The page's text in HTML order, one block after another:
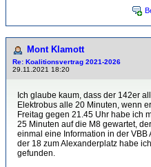
Mont Klamott
Re: Koalitionsvertrag 2021-2026
29.11.2021 18:20
Ich glaube kaum, dass der 142er
Elektrobus alle 20 Minuten, wenn
Freitag gegen 21.45 Uhr habe ich
25 Minuten auf die M8 gewartet,
einmal eine Information in der VBB
der 18 zum Alexanderplatz habe
gefunden.